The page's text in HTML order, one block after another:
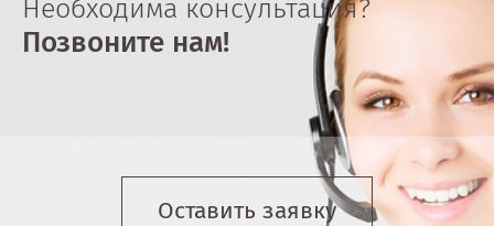
Необходима консультация?
Позвоните нам!
Оставить заявку